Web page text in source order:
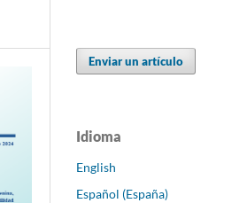
Enviar un artículo
Idioma
English
Español (España)